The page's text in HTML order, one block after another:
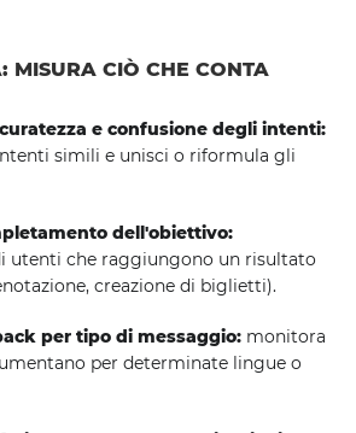
MISURA CIÒ CHE CONTA
e confusione degli intenti:
simili e unisci o riformula gli
dell'obiettivo:
utenti che raggiungono un risultato
creazione di biglietti).
per tipo di messaggio: monitora
per determinate lingue o